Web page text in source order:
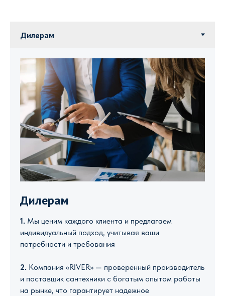
Дилерам
1. Мы ценим каждого клиента и предлагаем
индивидуальный подход, учитывая ваши
потребности и требования
2. Компания «RIVER» — проверенный производитель
и поставщик сантехники с богатым опытом работы
на рынке, что гарантирует надежное